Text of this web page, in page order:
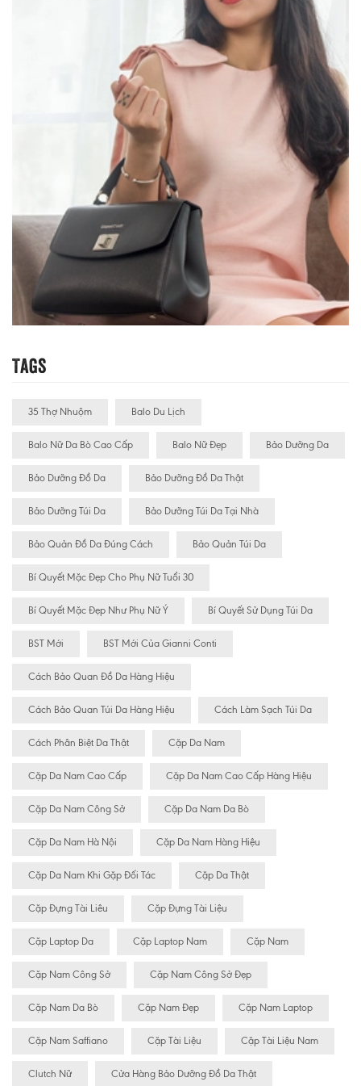
Tags
35 Thợ Nhuộm Balo Du Lịch
Balo Nữ Da Bò Cao Cấp Balo Nữ Đẹp Bảo Dưỡng Da
Bảo Dưỡng Đồ Da Bảo Dưỡng Đồ Da Thật
Bảo Dưỡng Túi Da Bảo Dưỡng Túi Da Tại Nhà
Bảo Quản Đồ Da Đúng Cách Bảo Quản Túi Da
Bí Quyết Mặc Đẹp Cho Phụ Nữ Tuổi 30
Bí Quyết Mặc Đẹp Như Phụ Nữ Ý Bí Quyết Sử Dụng Túi Da
BST Mới BST Mới Của Gianni Conti
Cách Bảo Quan Đồ Da Hàng Hiệu
Cách Bảo Quan Túi Da Hàng Hiệu Cách Làm Sạch Túi Da
Cách Phân Biệt Da Thật Cặp Da Nam
Cặp Da Nam Cao Cấp Cặp Da Nam Cao Cấp Hàng Hiệu
Cặp Da Nam Công Sở Cặp Da Nam Da Bò
Cặp Da Nam Hà Nội Cặp Da Nam Hàng Hiệu
Cặp Da Nam Khi Gặp Đối Tác Cặp Da Thật
Cặp Đựng Tài Liêu Cặp Đựng Tài Liệu
Cặp Laptop Da Cặp Laptop Nam Cặp Nam
Cặp Nam Công Sở Cặp Nam Công Sở Đẹp
Cặp Nam Da Bò Cặp Nam Đẹp Cặp Nam Laptop
Cặp Nam Saffiano Cặp Tài Liệu Cặp Tài Liệu Nam
Clutch Nữ Cửa Hàng Bảo Dưỡng Đồ Da Thật